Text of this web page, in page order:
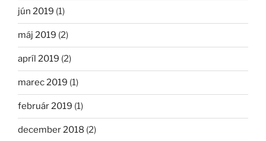
jún 2019 (1)
máj 2019 (2)
apríl 2019 (2)
marec 2019 (1)
február 2019 (1)
december 2018 (2)